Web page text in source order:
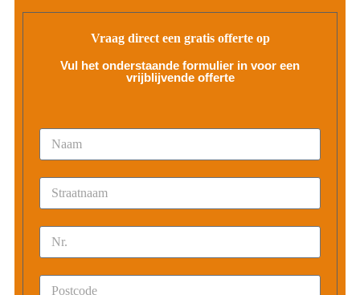
Vraag direct een gratis offerte op
Vul het onderstaande formulier in voor een
vrijblijvende offerte